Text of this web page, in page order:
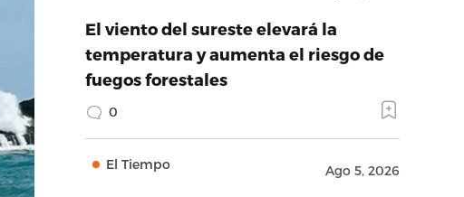
El viento del sureste elevará la
temperatura y aumenta el riesgo de
fuegos forestales
0
El Tiempo Ago 5, 2026